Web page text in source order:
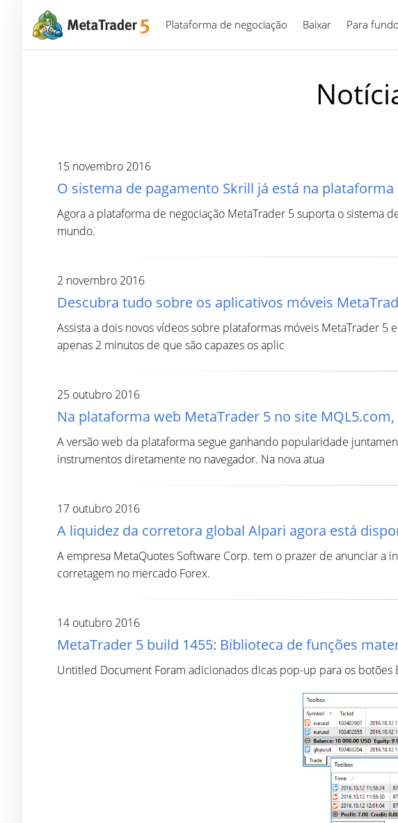
Plataforma de negociação Baixar Para
15 novembro 2016
O sistema de pagamento Skrill já está na
Agora a plataforma de negociação MetaTrader 5 suporta o sistema
mundo.
2 novembro 2016
Descubra tudo sobre os aplicativos móveis
Assista a dois novos vídeos sobre plataformas móveis MetaTrader
apenas 2 minutos de que são capazes os aplic
25 outubro 2016
Na plataforma web MetaTrader 5 no site
A versão web da plataforma segue ganhando popularidade
instrumentos diretamente no navegador. Na nova atua
17 outubro 2016
A liquidez da corretora global Alpari agora está
A empresa MetaQuotes Software Corp. tem o prazer de anunciar a
corretagem no mercado Forex.
14 outubro 2016
MetaTrader 5 build 1455: Biblioteca de funções
Untitled Document Foram adicionados dicas pop-up para os botões